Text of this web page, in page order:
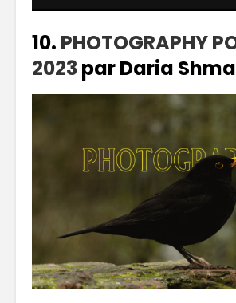
10. PHOTOGRAPHY
2023par Daria